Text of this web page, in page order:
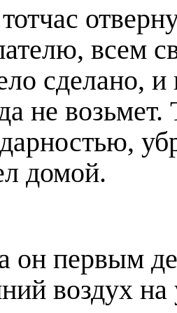
всем
сделано,
не возьмет.
домой.
он первым
воздух на